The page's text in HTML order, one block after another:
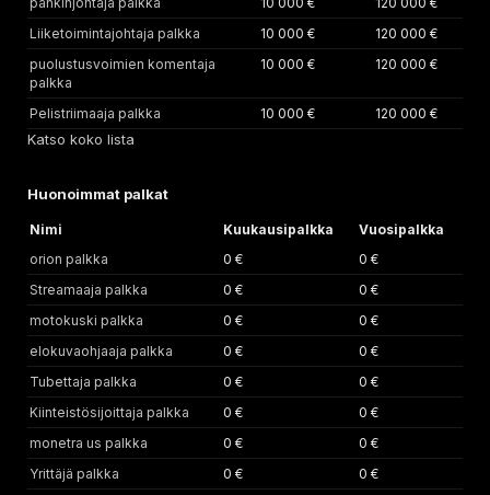
Liiketoimintajohtaja palkka
10 000 €
120 000 €
puolustusvoimien komentaja
palkka
10 000 € 120 000 €
Pelistriimaaja palkka 10 000 € 120 000 €
Katso koko lista
Huonoimmat palkat
Nimi Kuukausipalkka
Vuosipalkka
orion palkka
0 €
0 €
Streamaaja palkka
0 €
0 €
motokuski palkka
0 €
0 €
elokuvaohjaaja palkka
0 €
0 €
Tubettaja palkka
0 €
0 €
Kiinteistösijoittaja palkka
0 €
0 €
monetra us palkka
0 €
0 €
Yrittäjä palkka
0 €
0 €